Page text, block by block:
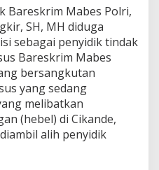
Bareskrim Mabes Polri,
SH, MH diduga
sebagai penyidik tindak
Bareskrim Mabes
bersangkutan
yang sedang
melibatkan
(hebel) di Cikande,
alih penyidik